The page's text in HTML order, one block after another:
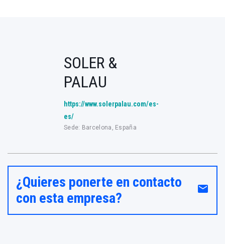
SOLER &
PALAU
https://www.solerpalau.com/es-
es/
Sede: Barcelona, España
¿Quieres ponerte en contacto
con esta empresa?
email